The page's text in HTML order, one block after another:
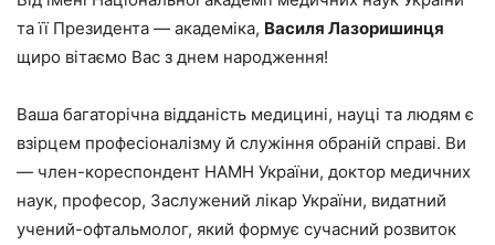
та її Президента — академіка, Василя Лазоришинця
щиро вітаємо Вас з днем народження!
Ваша багаторічна відданість медицині, науці та людям є
взірцем професіоналізму й служіння обраній справі. Ви
— член-кореспондент НАМН України, доктор медичних
наук, професор, Заслужений лікар України, видатний
учений-офтальмолог, який формує сучасний розвиток